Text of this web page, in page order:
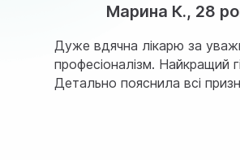
Марина К., 28
Дуже вдячна лікарю за
професіоналізм. Найкращий
Детально пояснила всі